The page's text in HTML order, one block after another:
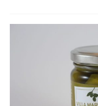
Partnerfirmen